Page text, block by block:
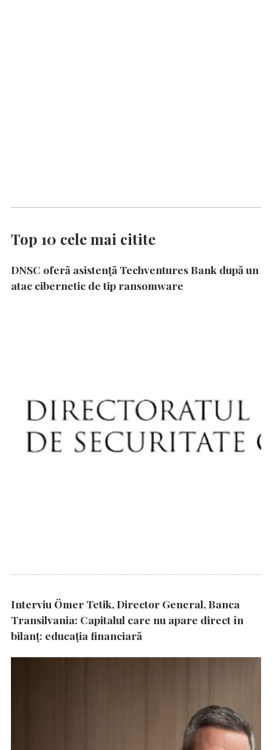
Top 10 cele mai citite
DNSC oferă asistență Techventures Bank după un
atac cibernetic de tip ransomware
Interviu Ömer Tetik, Director General, Banca
Transilvania: Capitalul care nu apare direct în
bilanț: educația financiară